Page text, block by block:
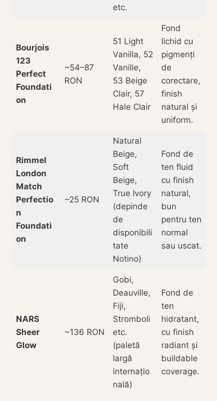
etc.
Bourjois
123
Perfect
Foundati
on
~54–87
RON
51 Light
Vanilla, 52
Vanille,
53 Beige
Clair, 57
Hale Clair
Fond
lichid cu
pigmenți
de
corectare,
finish
natural și
uniform.
Rimmel
London
Match
Perfectio
n
Foundati
on
~25 RON
Natural
Beige,
Soft
Beige,
True Ivory
(depinde
de
disponibili
tate
Notino)
Fond de
ten fluid
cu finish
natural,
bun
pentru ten
normal
sau uscat.
NARS
Sheer
Glow
~136 RON
Gobi,
Deauville,
Fiji,
Stromboli
etc.
(paletă
largă
internațio
nală)
Fond de
ten
hidratant,
cu finish
radiant și
buildable
coverage.